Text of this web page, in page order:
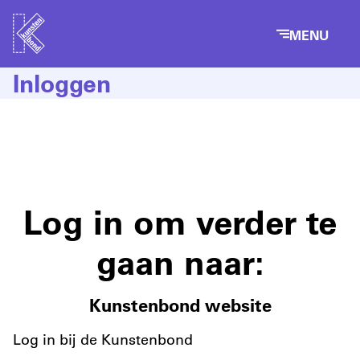
MENU
Inloggen
Log in om verder te
gaan naar:
Kunstenbond website
Log in bij de Kunstenbond